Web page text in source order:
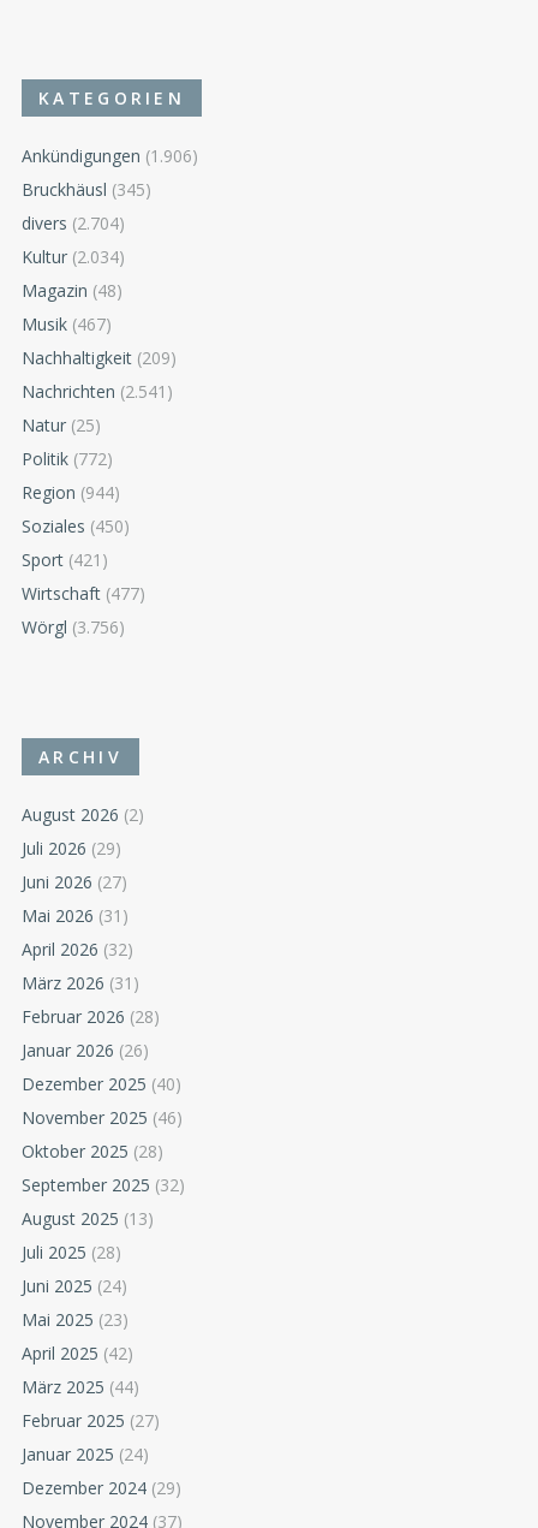
KATEGORIEN
Ankündigungen (1.906)
Bruckhäusl (345)
divers (2.704)
Kultur (2.034)
Magazin (48)
Musik (467)
Nachhaltigkeit (209)
Nachrichten (2.541)
Natur (25)
Politik (772)
Region (944)
Soziales (450)
Sport (421)
Wirtschaft (477)
Wörgl (3.756)
ARCHIV
August 2026 (2)
Juli 2026 (29)
Juni 2026 (27)
Mai 2026 (31)
April 2026 (32)
März 2026 (31)
Februar 2026 (28)
Januar 2026 (26)
Dezember 2025 (40)
November 2025 (46)
Oktober 2025 (28)
September 2025 (32)
August 2025 (13)
Juli 2025 (28)
Juni 2025 (24)
Mai 2025 (23)
April 2025 (42)
März 2025 (44)
Februar 2025 (27)
Januar 2025 (24)
Dezember 2024 (29)
November 2024 (37)